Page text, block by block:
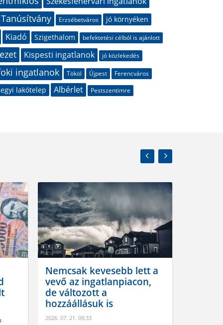
Erzsébetváros jó környéken
Kiadó Szigethalom befektetési célból is ajánlott
Kispesti ingatlanok jó közlekedés
ingatlanok Tököl Újpest Ferencváros
lakótelep Albérlet Pestszentimre
Nemcsak kevesebb lett a
vevő az ingatlanpiacon,
de változott a
hozzáállásuk is
2026. 07. 21. 09:33